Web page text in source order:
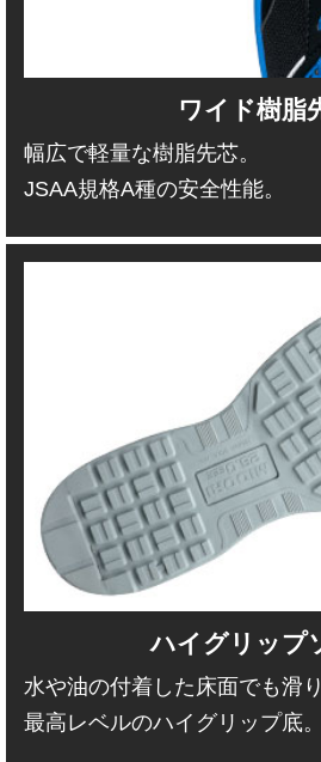
ワイド樹脂
幅広で軽量な樹脂先芯。
JSAA規格A種の安全性能。
ハイグリップ
水や油の付着した床面でも滑
最高レベルのハイグリップ底。